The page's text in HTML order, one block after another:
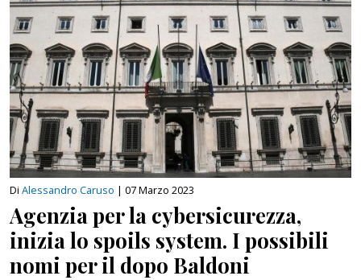
Di Alessandro Caruso | 07 Marzo 2023
Agenzia per la cybersicurezza,
inizia lo spoils system. I possibili
nomi per il dopo Baldoni